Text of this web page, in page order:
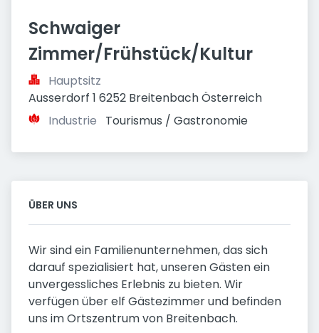
Schwaiger
Zimmer/Frühstück/Kultur
Hauptsitz
Ausserdorf 1 6252 Breitenbach Österreich
Industrie
Tourismus / Gastronomie
ÜBER UNS
Wir sind ein Familienunternehmen, das sich
darauf spezialisiert hat, unseren Gästen ein
unvergessliches Erlebnis zu bieten. Wir
verfügen über elf Gästezimmer und befinden
uns im Ortszentrum von Breitenbach.